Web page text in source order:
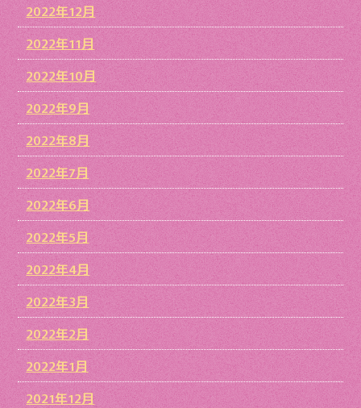
2022年12月
2022年11月
2022年10月
2022年9月
2022年8月
2022年7月
2022年6月
2022年5月
2022年4月
2022年3月
2022年2月
2022年1月
2021年12月